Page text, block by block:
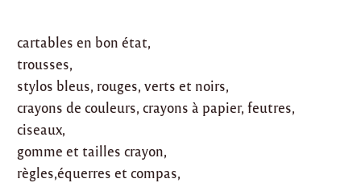
cartables en bon état,
trousses,
stylos bleus, rouges, verts et noirs,
crayons de couleurs, crayons à papier, feutres,
ciseaux,
gomme et tailles crayon,
règles,équerres et compas,